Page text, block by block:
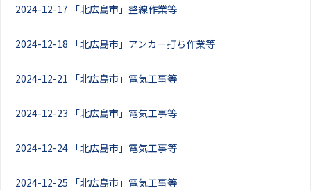
2024-12-17 「北広島市」整線作業等
2024-12-18 「北広島市」アンカー打ち作業等
2024-12-21 「北広島市」電気工事等
2024-12-23 「北広島市」電気工事等
2024-12-24 「北広島市」電気工事等
2024-12-25 「北広島市」電気工事等